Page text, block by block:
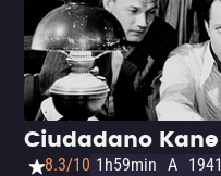
Ciudadano Kane
8.3/10 1h59min A 1941